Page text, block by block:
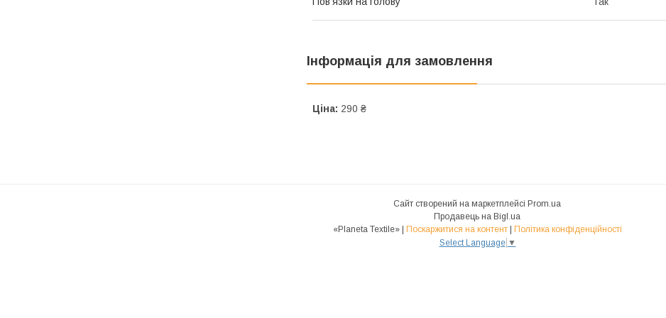
Інформація для замовлення
Ціна: 290 ₴
Сайт створений на маркетплейсі Prom.ua
Продавець на Bigl.ua
Поскаржитися на контент
Політика конфіденційності
Select Language ▼